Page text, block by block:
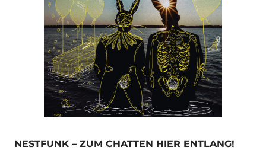
NESTFUNK – ZUM CHATTEN HIER ENTLANG!